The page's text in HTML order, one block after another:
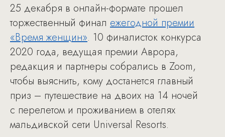
25 декабря в онлайн-формате прошел
торжественный финал ежегодной премии
«Время женщин». 10 финалисток конкурса
2020 года, ведущая премии Аврора,
редакция и партнеры собрались в Zoom,
чтобы выяснить, кому достанется главный
приз – путешествие на двоих на 14 ночей
с перелетом и проживанием в отелях
мальдивской сети Universal Resorts.